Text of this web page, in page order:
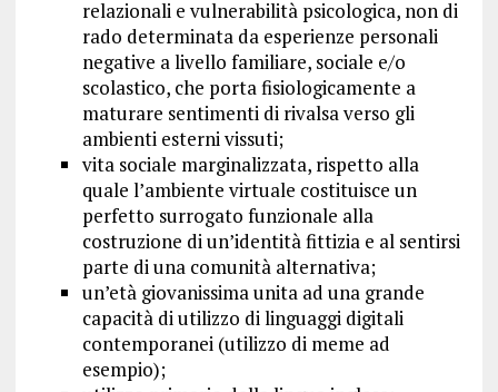
relazionali e vulnerabilità psicologica, non di
rado determinata da esperienze personali
negative a livello familiare, sociale e/o
scolastico, che porta fisiologicamente a
maturare sentimenti di rivalsa verso gli
ambienti esterni vissuti;
vita sociale marginalizzata, rispetto alla
quale l’ambiente virtuale costituisce un
perfetto surrogato funzionale alla
costruzione di un’identità fittizia e al sentirsi
parte di una comunità alternativa;
un’età giovanissima unita ad una grande
capacità di utilizzo di linguaggi digitali
contemporanei (utilizzo di meme ad
esempio);